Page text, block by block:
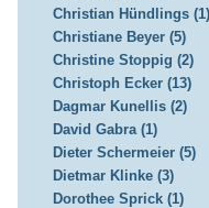
Christian Hündlings (1)
Christiane Beyer (5)
Christine Stoppig (2)
Christoph Ecker (13)
Dagmar Kunellis (2)
David Gabra (1)
Dieter Schermeier (5)
Dietmar Klinke (3)
Dorothee Sprick (1)